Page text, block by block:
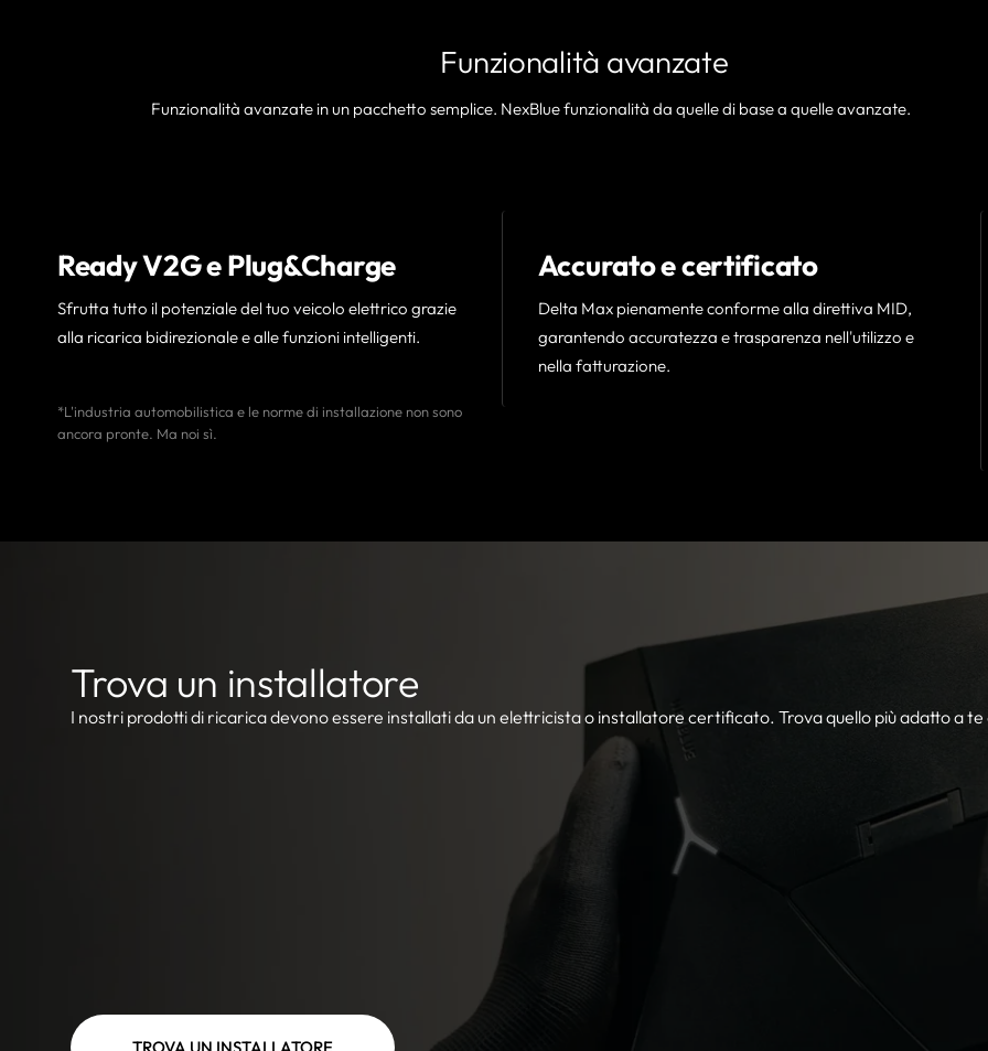
Funzionalità avanzate
Funzionalità avanzate in un pacchetto semplice. NexBlue funzionalità da quelle di base a quelle avanzate.
Ready V2G e Plug&Charge
Sfrutta tutto il potenziale del tuo veicolo elettrico grazie
alla ricarica bidirezionale e alle funzioni intelligenti.
*L'industria automobilistica e le norme di installazione non sono
ancora pronte. Ma noi sì.
Accurato e certificato
Delta Max pienamente conforme alla direttiva MID,
garantendo accuratezza e trasparenza nell'utilizzo e
nella fatturazione.
Trova un installatore
I nostri prodotti di ricarica devono essere installati da un elettricista o installatore certificato. Trova quello più adatto a te